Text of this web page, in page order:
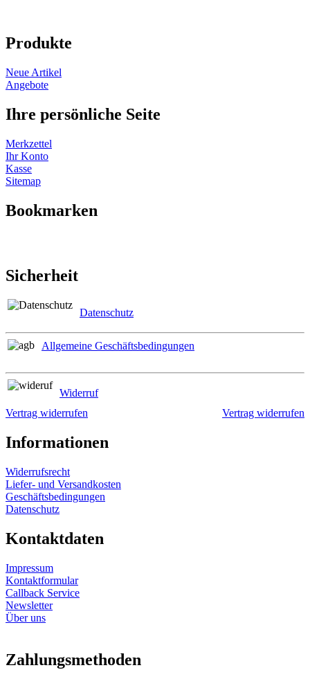
Produkte
Neue Artikel
Angebote
Ihre persönliche Seite
Merkzettel
Ihr Konto
Kasse
Sitemap
Bookmarken
Sicherheit
Datenschutz
Allgemeine Geschäftsbedingungen
Widerruf
Vertrag widerrufen
Vertrag widerrufen
Informationen
Widerrufsrecht
Liefer- und Versandkosten
Geschäftsbedingungen
Datenschutz
Kontaktdaten
Impressum
Kontaktformular
Callback Service
Newsletter
Über uns
Zahlungsmethoden